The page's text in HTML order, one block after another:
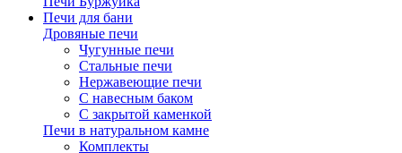
Печи для бани
Дровяные печи
Чугунные печи
Стальные печи
Нержавеющие печи
С навесным баком
С закрытой каменкой
Печи в натуральном камне
Комплекты